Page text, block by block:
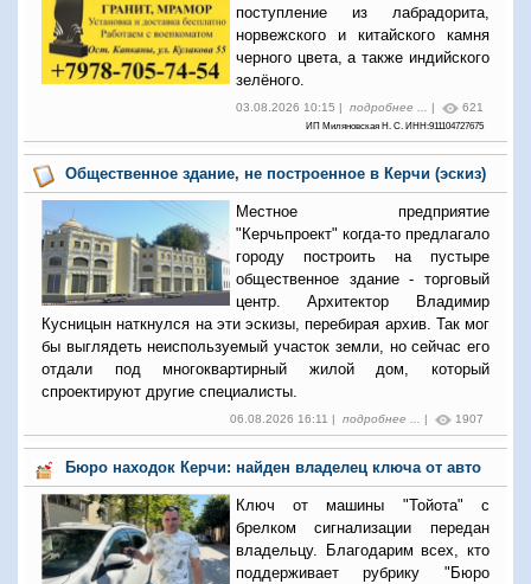
поступление из лабрадорита,
норвежского и китайского камня
черного цвета, а также индийского
зелёного.
03.08.2026 10:15 | подробнее ... | 621
ИП Миляновская Н. С. ИНН:911104727675
Общественное здание, не построенное в Керчи (эскиз)
Местное предприятие
"Керчьпроект" когда-то предлагало
городу построить на пустыре
общественное здание - торговый
центр. Архитектор Владимир
Кусницын наткнулся на эти эскизы, перебирая архив. Так мог
бы выглядеть неиспользуемый участок земли, но сейчас его
отдали под многоквартирный жилой дом, который
спроектируют другие специалисты.
06.08.2026 16:11 | подробнее ... | 1907
Бюро находок Керчи: найден владелец ключа от авто
Ключ от машины "Тойота" с
брелком сигнализации передан
владельцу. Благодарим всех, кто
поддерживает рубрику "Бюро